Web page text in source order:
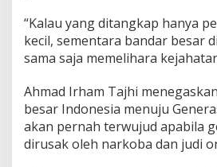
g
P
r
e
i
d
e
n
d
“Kalau yang ditangkap hanya
kecil, sementara bandar besar
sama saja memelihara
Ahmad Irham Tajhi
besar Indonesia menuju
akan pernah terwujud apabila
dirusak oleh narkoba dan judi